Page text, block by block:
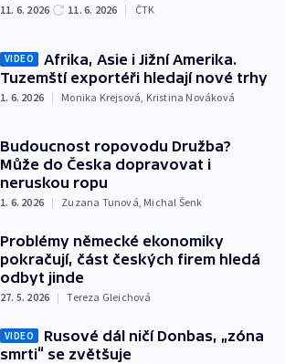
11. 6. 2026 11. 6. 2026 | ČTK
VIDEO
Afrika, Asie i Jižní Amerika.
Tuzemští exportéři hledají nové trhy
1. 6. 2026 | Monika Krejsová Kristina Nováková
Budoucnost ropovodu Družba?
Může do Česka dopravovat i
neruskou ropu
1. 6. 2026 | Zuzana Tunová, Michal Šenk
Problémy německé ekonomiky
pokračují, část českých firem hledá
odbyt jinde
27. 5. 2026 | Tereza Gleichová
VIDEO
Rusové dál ničí Donbas, „zóna
smrti“ se zvětšuje